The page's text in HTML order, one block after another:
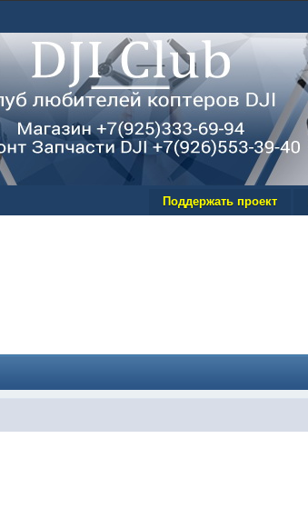
Поддержать проект